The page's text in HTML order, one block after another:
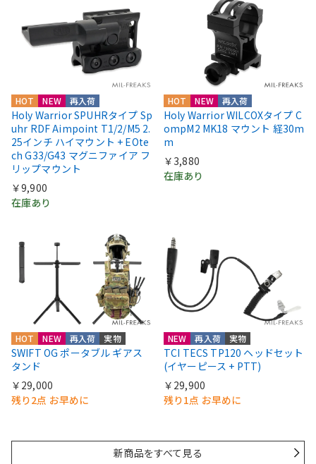
HOT NEW 再入荷
Holy Warrior SPUHRタイプ Sp
uhr RDF Aimpoint T1/2/M5 2.
25インチ ハイマウント + EOte
ch G33/G43 マグニファイア フ
リップマウント
￥9,900
在庫あり
HOT NEW 再入荷
Holy Warrior WILCOXタイプ C
ompM2 MK18 マウント 経30m
m
￥3,880
在庫あり
HOT NEW 再入荷 実物
SWIFT OG ポータブル ギアス
タンド
￥29,000
残り2点 お早めに
NEW 再入荷 実物
TCI TECS TP120 ヘッドセット
(イヤーピース + PTT)
￥29,900
残り1点 お早めに
新商品をすべて見る